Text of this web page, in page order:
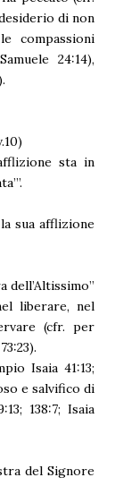
di non
compassioni
24:14),
sta in
sua afflizione
dell’Altissimo”
liberare, nel
(cfr. per
Isaia 41:13;
e salvifico di
138:7; Isaia
del Signore